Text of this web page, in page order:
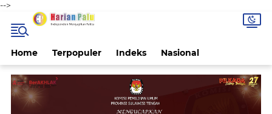
-->
Home Terpopuler Indeks Nasional